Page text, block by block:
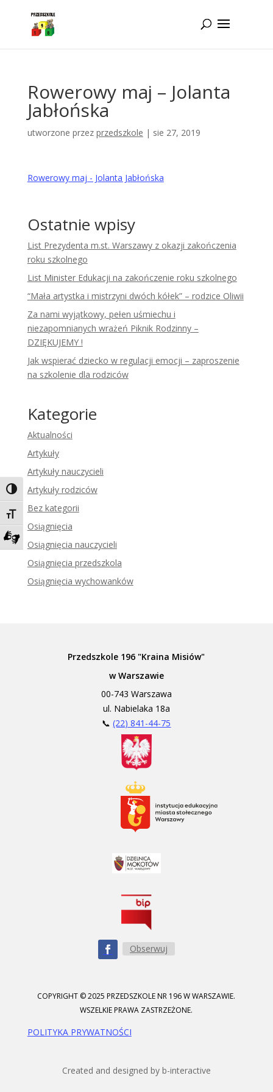
Toggle High Contrast
Toggle Font size
Zadzwoń do tłumacza języka migowego
Rowerowy maj – Jolanta
Jabłońska
utworzone przez przedszkole | sie 27, 2019
Rowerowy maj - Jolanta Jabłońska
Ostatnie wpisy
List Prezydenta m.st. Warszawy z okazji zakończenia
roku szkolnego
List Minister Edukacji na zakończenie roku szkolnego
“Mała artystka i mistrzyni dwóch kółek” – rodzice Oliwii
Za nami wyjątkowy, pełen uśmiechu i
niezapomnianych wrażeń Piknik Rodzinny –
DZIĘKUJEMY !
Jak wspierać dziecko w regulacji emocji – zaproszenie
na szkolenie dla rodziców
Kategorie
Aktualności
Artykuły
Artykuły nauczycieli
Artykuły rodziców
Bez kategorii
Osiągnięcia
Osiągnięcia nauczycieli
Osiągnięcia przedszkola
Osiągnięcia wychowanków
Przedszkole 196 "Kraina Misiów"
w Warszawie
00-743 Warszawa
ul. Nabielaka 18a
📞(22) 841-44-75
Obserwuj
COPYRIGHT © 2025 PRZEDSZKOLE NR 196 W WARSZAWIE.
WSZELKIE PRAWA ZASTRZEŻONE.
POLITYKA PRYWATNOŚCI
Created and designed by b-interactive